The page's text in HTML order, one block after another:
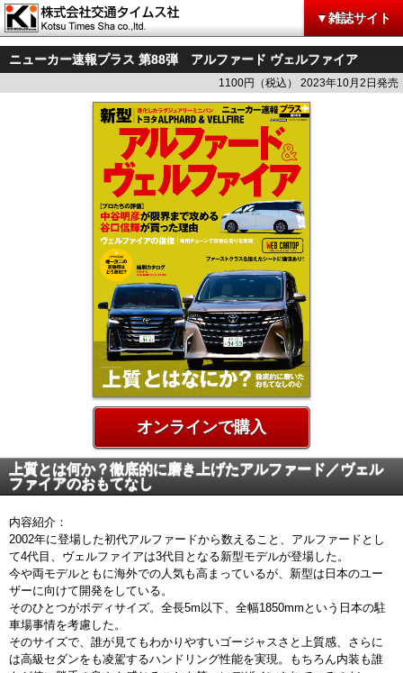
▼雑誌サイト
ニューカー速報プラス 第88弾 アルファード ヴェルファイア
1100円（税込） 2023年10月2日発売
オンラインで購入
上質とは何か？徹底的に磨き上げたアルファード／ヴェル
ファイアのおもてなし
内容紹介：
2002年に登場した初代アルファードから数えること、アルファードとし
て4代目、ヴェルファイアは3代目となる新型モデルが登場した。
今や両モデルともに海外での人気も高まっているが、新型は日本のユー
ザーに向けて開発をしている。
そのひとつがボディサイズ。全長5m以下、全幅1850mmという日本の駐
車場事情を考慮した。
そのサイズで、誰が見てもわかりやすいゴージャスさと上質感、さらに
は高級セダンをも凌駕するハンドリング性能を実現。もちろん内装も誰